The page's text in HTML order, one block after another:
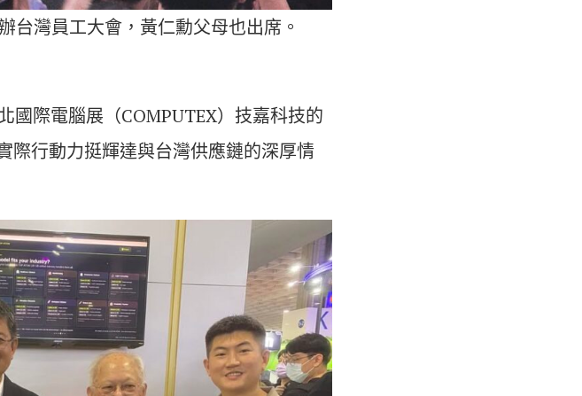
台灣員工大會，黃仁勳父母也出席。
國際電腦展（COMPUTEX）技嘉科技的
際行動力挺輝達與台灣供應鏈的深厚情